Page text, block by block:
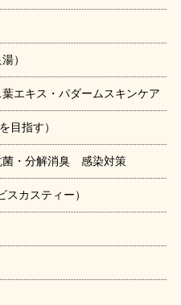
）
エキス・パダームスキンケア
目指す）
・分解消臭 感染対策
カスティー）